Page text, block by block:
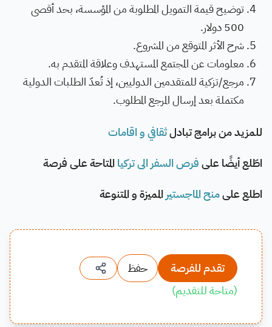
توضيح قيمة التمويل المطلوبة من المؤسسة، بحد أقصى
500 دولار.
شرح الأثر المتوقع من المشروع.
معلومات عن المجتمع المستهدف وعلاقة المتقدم به.
مرجع/تزكية للمتقدمين الدوليين، إذ تُعدّ الطلبات الدولية
مكتملة بعد إرسال المرجع المطلوب.
للمزيد من برامج تبادلثقافي و اقامات
اطّلع أيضًا علىفرص السفر الى تركيا المتاحة على فرصة
اطلع علىمنح الماجستير المميزة و المتنوعة
تقدم للفرصة
حفظ
(متاحة للتقديم)